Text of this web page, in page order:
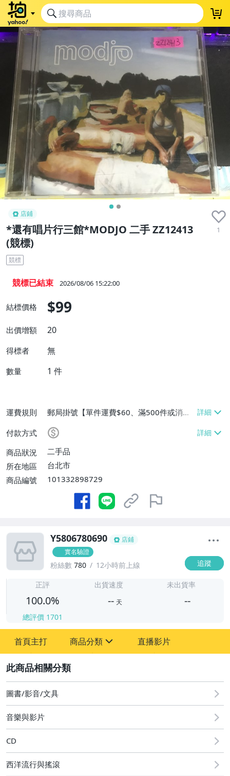
店鋪
*還有唱片行三館*MODJO 二手 ZZ12413
(競標)
1
競標
競標已結束 2026/08/06 15:22:00
結標價格 $99
出價增額 20
得標者 無
數量 1 件
運費規則
郵局掛號【單件運費$60、滿500件或消費
滿$20000免運費】
付款方式
商品狀況
二手品
所在地區
台北市
商品編號
101332898729
Y5806780690
店鋪
實名驗證
粉絲數 780 12小時前上線 追蹤
正評
100.0%
總評價 1701
出貨速度
-- 天
未出貨率
--
首頁主打 商品分類
其它
直播影片
圖書/影音/文具
音樂與影片
CD
西洋流行與搖滾